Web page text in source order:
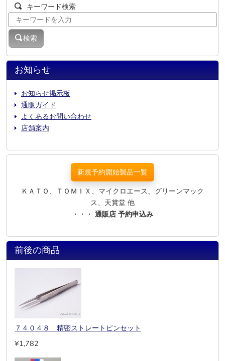
お知らせ
お知らせ掲示板
通販ガイド
よくあるお問い合わせ
店舗案内
キーワード検索
検索
新規予約開始製品一覧
ＫＡＴＯ、ＴＯＭＩＸ、マイクロエース、グリーンマック
ス、天賞堂 他
・・・ 通販店 予約申込み
前後の商品
７４０４８ 精密ストレートピンセット
¥1,782